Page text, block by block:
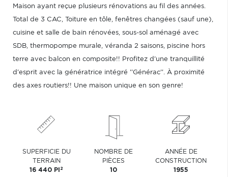
Maison ayant reçue plusieurs rénovations au fil des années.
Total de 3 CAC, Toiture en tôle, fenêtres changées (sauf une),
cuisine et salle de bain rénovées, sous-sol aménagé avec
SDB, thermopompe murale, véranda 2 saisons, piscine hors
terre avec balcon en composite!! Profitez d'une tranquillité
d'esprit avec la génératrice intégré ''Générac''. À proximité
des axes routiers!! Une maison unique en son genre!
SUPERFICIE DU
TERRAIN
16 440 PI 2
NOMBRE DE
PIÈCES
10
ANNÉE DE
CONSTRUCTION
1955